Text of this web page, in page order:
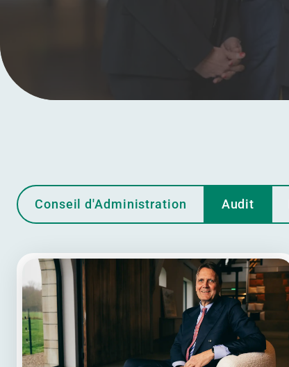
Conseil d'Administration Audit